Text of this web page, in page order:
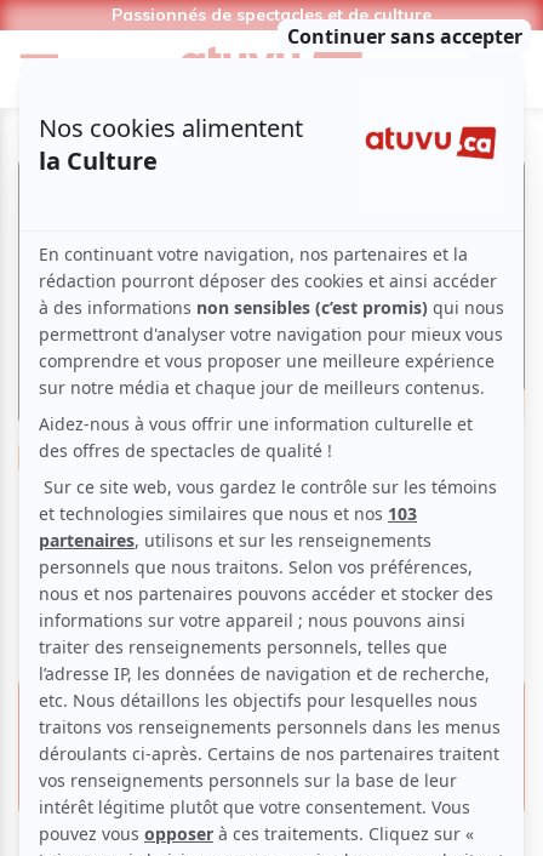
Passionnés de spectacles et de culture
Musique Classique
Salle Bourgie | Jinjoo Cho &
Henry Kramer
Voir les avis -->
14 mai 2026 - 19h30
Musée des beaux-arts de Montréal | Salle
Bourgie
1339, rue Sherbrooke O.,
Montréal
49.00 $
39.75 $